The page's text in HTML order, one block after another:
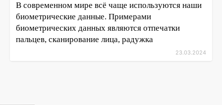
В современном мире всё чаще используются наши
биометрические данные. Примерами
биометрических данных являются отпечатки
пальцев, сканирование лица, радужка
23.03.2024